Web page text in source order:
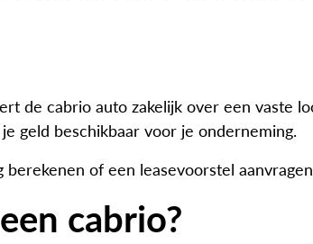
de cabrio auto zakelijk over een vaste
geld beschikbaar voor je onderneming.
of een leasevoorstel
cabrio?